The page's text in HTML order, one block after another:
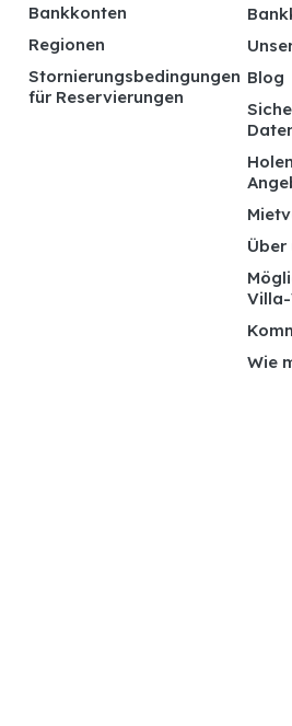
Bankkonten
Regionen
Stornierungsbedingungen
für Reservierungen
Blog
Über
Wie